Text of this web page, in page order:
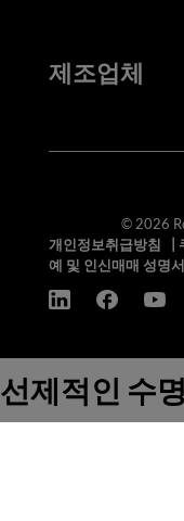
제조업체
© 2026
개인정보취급방침
예 및 인신매매 성명서
선제적인 수